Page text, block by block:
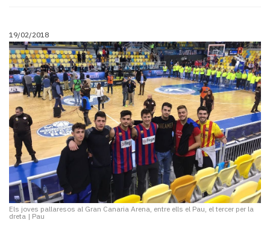
19/02/2018
Els joves pallaresos al Gran Canaria Arena, entre ells el Pau, el tercer per la
dreta | Pau